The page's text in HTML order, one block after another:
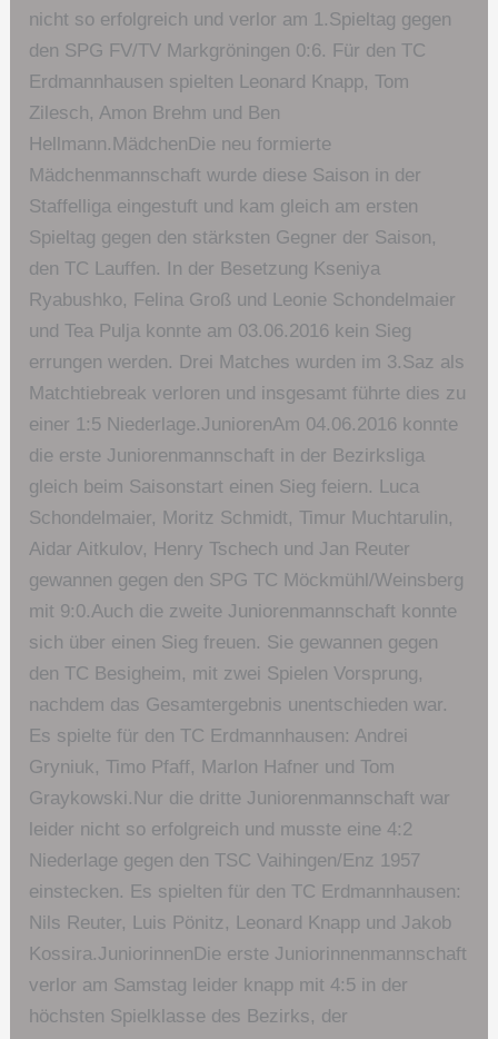
nicht so erfolgreich und verlor am 1.Spieltag gegen
den SPG FV/TV Markgröningen 0:6. Für den TC
Erdmannhausen spielten Leonard Knapp, Tom
Zilesch, Amon Brehm und Ben
Hellmann.MädchenDie neu formierte
Mädchenmannschaft wurde diese Saison in der
Staffelliga eingestuft und kam gleich am ersten
Spieltag gegen den stärksten Gegner der Saison,
den TC Lauffen. In der Besetzung Kseniya
Ryabushko, Felina Groß und Leonie Schondelmaier
und Tea Pulja konnte am 03.06.2016 kein Sieg
errungen werden. Drei Matches wurden im 3.Saz als
Matchtiebreak verloren und insgesamt führte dies zu
einer 1:5 Niederlage.JuniorenAm 04.06.2016 konnte
die erste Juniorenmannschaft in der Bezirksliga
gleich beim Saisonstart einen Sieg feiern. Luca
Schondelmaier, Moritz Schmidt, Timur Muchtarulin,
Aidar Aitkulov, Henry Tschech und Jan Reuter
gewannen gegen den SPG TC Möckmühl/Weinsberg
mit 9:0.Auch die zweite Juniorenmannschaft konnte
sich über einen Sieg freuen. Sie gewannen gegen
den TC Besigheim, mit zwei Spielen Vorsprung,
nachdem das Gesamtergebnis unentschieden war.
Es spielte für den TC Erdmannhausen: Andrei
Gryniuk, Timo Pfaff, Marlon Hafner und Tom
Graykowski.Nur die dritte Juniorenmannschaft war
leider nicht so erfolgreich und musste eine 4:2
Niederlage gegen den TSC Vaihingen/Enz 1957
einstecken. Es spielten für den TC Erdmannhausen:
Nils Reuter, Luis Pönitz, Leonard Knapp und Jakob
Kossira.JuniorinnenDie erste Juniorinnenmannschaft
verlor am Samstag leider knapp mit 4:5 in der
höchsten Spielklasse des Bezirks, der